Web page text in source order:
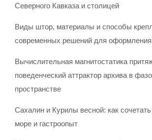
Северного Кавказа и столицей
Виды штор, материалы и способы
современных решений для оформления
Вычислительная магнитостатика
поведенческий аттрактор архива в
пространстве
Сахалин и Курилы весной: как сочетать
море и гастроопыт